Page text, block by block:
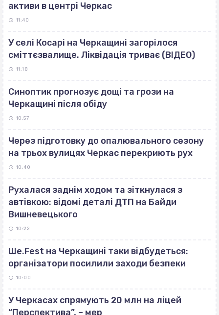
активи в центрі Черкас
11:40
У селі Косарі на Черкащині загорілося
сміттєзвалище. Ліквідація триває (ВІДЕО)
11:18
Синоптик прогнозує дощі та грози на
Черкащині після обіду
10:57
Через підготовку до опалювального сезону
на трьох вулицях Черкас перекриють рух
10:40
Рухалася заднім ходом та зіткнулася з
автівкою: відомі деталі ДТП на Байди
Вишневецького
10:22
Ше.Fest на Черкащині таки відбудеться:
організатори посилили заходи безпеки
10:00
У Черкасах спрямують 20 млн на ліцей
“Перспектива”, – мер